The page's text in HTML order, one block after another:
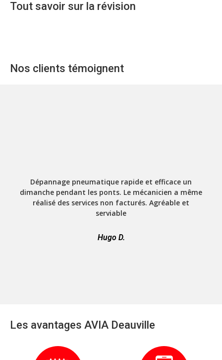
Tout savoir sur la révision
Nos clients témoignent
Dépannage pneumatique rapide et efficace un
dimanche pendant les ponts. Le mécanicien a même
réalisé des services non facturés. Agréable et
serviable
Hugo D.
Les avantages AVIA Deauville